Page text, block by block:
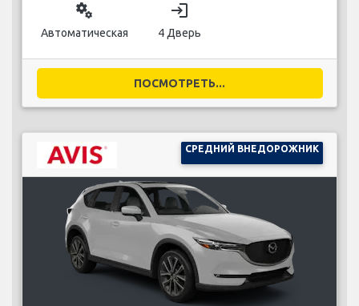
miscellaneous_services
Автоматическая
login
4 Дверь
ПОСМОТРЕТЬ...
СРЕДНИЙ ВНЕДОРОЖНИК